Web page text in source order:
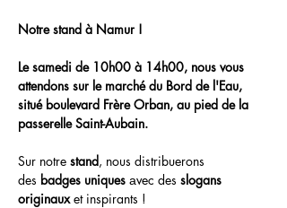
Notre stand à Namur !
Le samedi de 10h00 à 14h00, nous vous
attendons sur le marché du Bord de l'Eau,
situé boulevard Frère Orban, au pied de la
passerelle Saint-Aubain.
Sur notre stand, nous distribuerons
des badges uniques аvec des slogans
originaux et inspirants !